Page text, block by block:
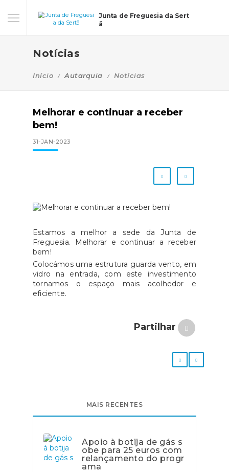
Junta de Freguesia da Sert
ã
Notícias
Início Autarquia Notícias
Melhorar e continuar a receber
bem!
31-JAN-2023
Estamos a melhor a sede da Junta de
Freguesia. Melhorar e continuar a receber
bem!
Colocámos uma estrutura guarda vento, em
vidro na entrada, com este investimento
tornamos o espaço mais acolhedor e
eficiente.
Partilhar
MAIS RECENTES
Apoio à botija de gás s
obe para 25 euros com
relançamento do progr
ama